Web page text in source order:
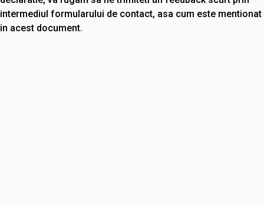
intermediul formularului de contact, asa cum este mentionat
in acest document.